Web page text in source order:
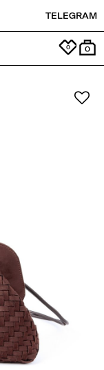
TELEGRAM
0